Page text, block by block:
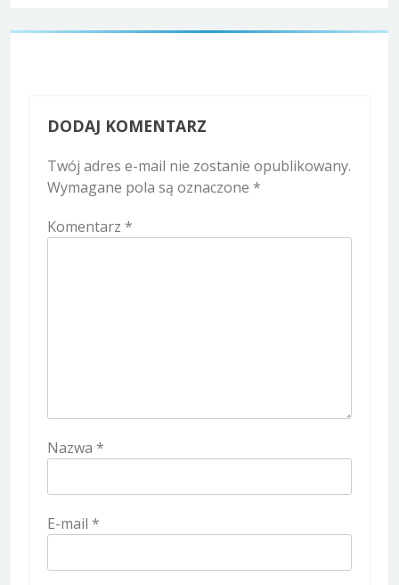
DODAJ KOMENTARZ
Twój adres e-mail nie zostanie opublikowany.
Wymagane pola są oznaczone *
Komentarz *
Nazwa *
E-mail *